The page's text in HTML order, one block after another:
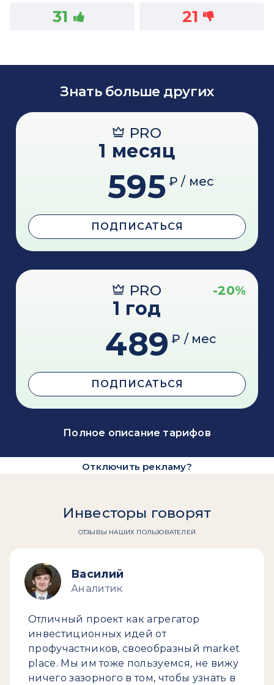
31 21
Знать больше других
PRO
1 месяц
595 ₽ / мес
ПОДПИСАТЬСЯ
PRO -20%
1 год
489 ₽ / мес
ПОДПИСАТЬСЯ
Полное описание тарифов
Отключить рекламу?
Инвесторы говорят
ОТЗЫВЫ НАШИХ ПОЛЬЗОВАТЕЛЕЙ
Василий
Аналитик
Отличный проект как агрегатор
инвестиционных идей от
профучастников, своеобразный market
place. Мы им тоже пользуемся, не вижу
ничего зазорного в том, чтобы узнать в